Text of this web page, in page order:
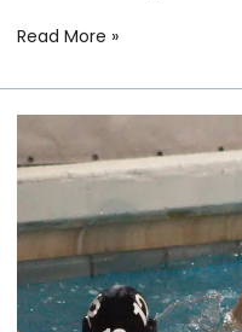
Read More »
MASCULINO
–
SUDAMERICANA
ETAPA
1